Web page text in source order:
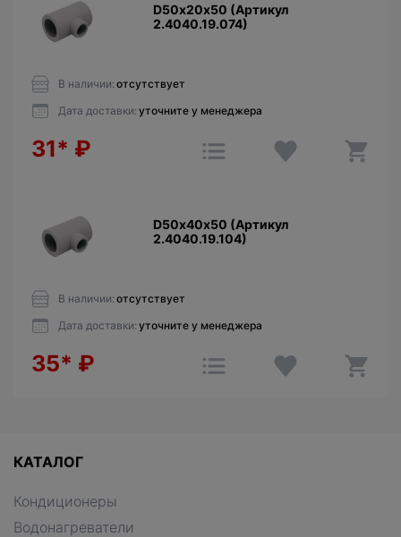
D50х20х50 (Артикул
2.4040.19.074)
В наличии: отсутствует
Дата доставки: уточните у менеджера
31* ₽
D50х40х50 (Артикул
2.4040.19.104)
В наличии: отсутствует
Дата доставки: уточните у менеджера
35* ₽
КАТАЛОГ
Кондиционеры
Водонагреватели